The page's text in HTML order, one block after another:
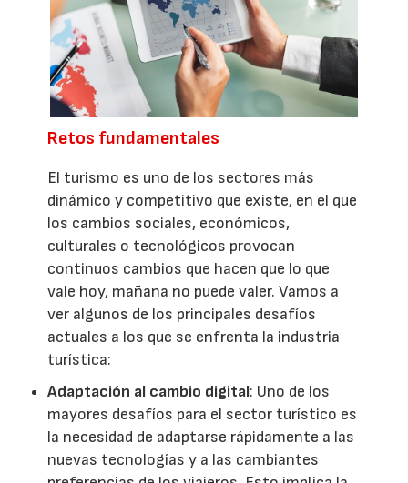
Retos fundamentales
El turismo es uno de los sectores más
dinámico y competitivo que existe, en el que
los cambios sociales, económicos,
culturales o tecnológicos provocan
continuos cambios que hacen que lo que
vale hoy, mañana no puede valer. Vamos a
ver algunos de los principales desafíos
actuales a los que se enfrenta la industria
turística:
Adaptación al cambio digital: Uno de los
mayores desafíos para el sector turístico es
la necesidad de adaptarse rápidamente a las
nuevas tecnologías y a las cambiantes